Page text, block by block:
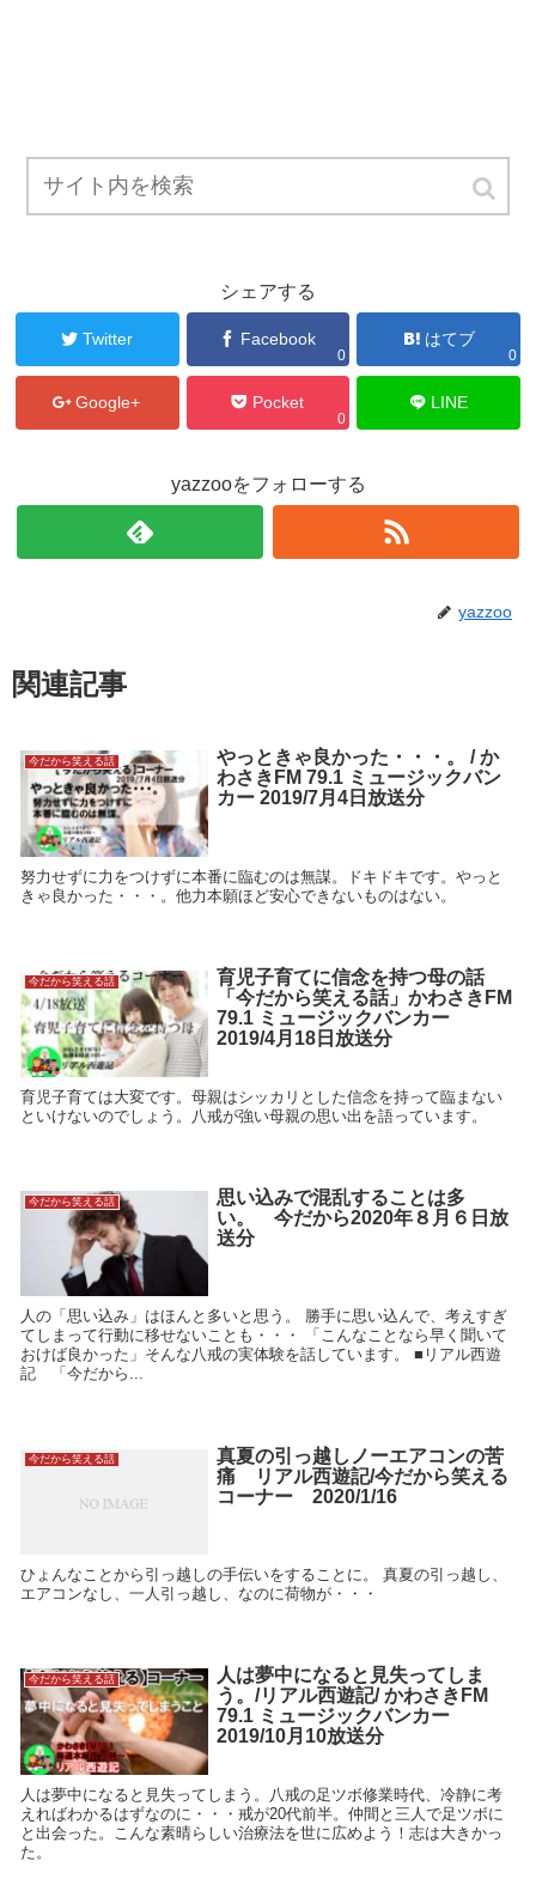
シェアする
Twitter Facebook
0
はてブ
0
Google+ Pocket
0
LINE
yazzooをフォローする
yazzoo
関連記事
今だから笑える話
やっときゃ良かった・・・。 / か
わさきFM 79.1 ミュージックバン
カー 2019/7月4日放送分
努力せずに力をつけずに本番に臨むのは無謀。ドキドキです。やっと
きゃ良かった・・・。他力本願ほど安心できないものはない。
今だから笑える話
育児子育てに信念を持つ母の話
「今だから笑える話」かわさきFM
79.1 ミュージックバンカー
2019/4月18日放送分
育児子育ては大変です。母親はシッカリとした信念を持って臨まない
といけないのでしょう。八戒が強い母親の思い出を語っています。
今だから笑える話
思い込みで混乱することは多
い。 今だから2020年８月６日放
送分
人の「思い込み」はほんと多いと思う。 勝手に思い込んで、考えすぎ
てしまって行動に移せないことも・・・ 「こんなことなら早く聞いて
おけば良かった」そんな八戒の実体験を話しています。 ■リアル西遊
記 「今だから...
今だから笑える話
真夏の引っ越しノーエアコンの苦
痛 リアル西遊記/今だから笑える
コーナー 2020/1/16
ひょんなことから引っ越しの手伝いをすることに。 真夏の引っ越し、
エアコンなし、一人引っ越し、なのに荷物が・・・
今だから笑える話
人は夢中になると見失ってしま
う。/リアル西遊記/ かわさきFM
79.1 ミュージックバンカー
2019/10月10放送分
人は夢中になると見失ってしまう。八戒の足ツボ修業時代、冷静に考
えればわかるはずなのに・・・戒が20代前半。仲間と三人で足ツボに
と出会った。こんな素晴らしい治療法を世に広めよう！志は大きかっ
た。